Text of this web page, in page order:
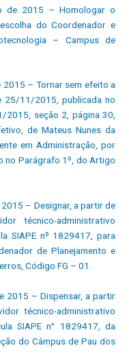
de 2015 – Homologar o
do Coordenador e
– Campus de
– Tornar sem efeito a
25/11/2015, publicada no
2015, seção 2, página 30,
de Mateus Nunes da
em Administração, por
no Parágrafo 1º, do Artigo
– Designar, a partir de
técnico-administrativo
SIAPE nº 1829417, para
de Planejamento e
Código FG – 01.
2015 – Dispensar, a partir
técnico-administrativo
SIAPE n° 1829417, da
do Câmpus de Pau dos